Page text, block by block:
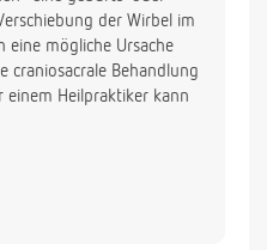
der Wirbel im
eine mögliche Ursache
craniosacrale Behandlung
einem Heilpraktiker kann